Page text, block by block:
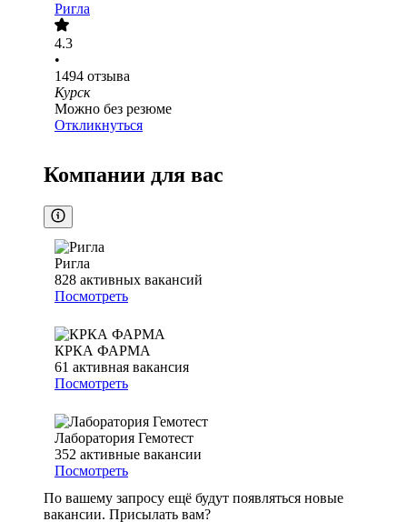
Ригла
4.3
•
1494 отзыва
Курск
Можно без резюме
Откликнуться
Компании для вас
Ригла
828 активных вакансий
Посмотреть
КРКА ФАРМА
61 активная вакансия
Посмотреть
Лаборатория Гемотест
352 активные вакансии
Посмотреть
По вашему запросу ещё будут появляться новые
вакансии. Присылать вам?